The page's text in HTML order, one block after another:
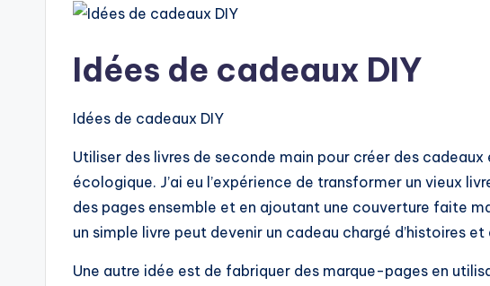
Idées de cadeaux DIY
Idées de cadeaux DIY
Utiliser des livres de seconde main pour créer des
écologique. J’ai eu l’expérience de transformer un vieux
des pages ensemble et en ajoutant une couverture faite
un simple livre peut devenir un cadeau chargé d’histoires et
Une autre idée est de fabriquer des marque-pages en